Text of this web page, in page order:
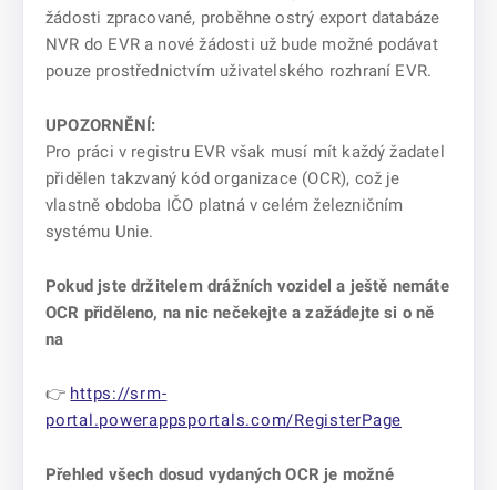
žádosti zpracované, proběhne ostrý export databáze
NVR do EVR a nové žádosti už bude možné podávat
pouze prostřednictvím uživatelského rozhraní EVR.
UPOZORNĚNÍ:
Pro práci v registru EVR však musí mít každý žadatel
přidělen takzvaný kód organizace (OCR), což je
vlastně obdoba IČO platná v celém železničním
systému Unie.
Pokud jste držitelem drážních vozidel a ještě nemáte
OCR přiděleno, na nic nečekejte a zažádejte si o ně
na
👉 https://srm-
portal.powerappsportals.com/RegisterPage
Přehled všech dosud vydaných OCR je možné